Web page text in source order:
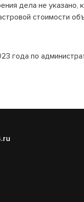
дела не
стоимости
года по